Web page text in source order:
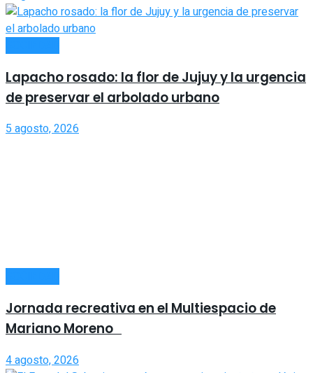
Lapacho rosado: la flor de Jujuy y la urgencia
de preservar el arbolado urbano
5 agosto, 2026
Jornada recreativa en el Multiespacio de
Mariano Moreno
4 agosto, 2026